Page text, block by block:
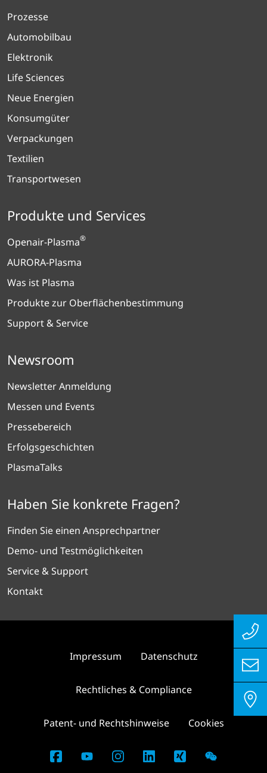
Prozesse
Automobilbau
Elektronik
Life Sciences
Neue Energien
Konsumgüter
Verpackungen
Textilien
Transportwesen
Produkte und Services
Openair-Plasma®
AURORA-Plasma
Was ist Plasma
Produkte zur Oberflächenbestimmung
Support & Service
Newsroom
Newsletter Anmeldung
Messen und Events
Pressebereich
Erfolgsgeschichten
PlasmaTalks
Haben Sie konkrete Fragen?
Finden Sie einen Ansprechpartner
Demo- und Testmöglichkeiten
Service & Support
Kontakt
Impressum Datenschutz
Rechtliches & Compliance
Patent- und Rechtshinweise Cookies